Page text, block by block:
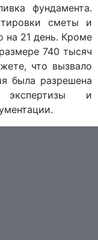
фундамента.
сметы и
на 21 день. Кроме
740 тысяч
что вызвало
была разрешена
и